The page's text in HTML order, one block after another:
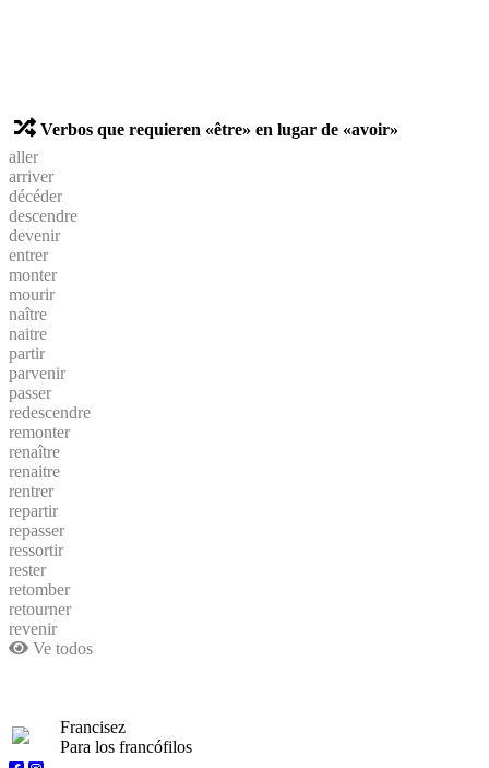
Verbos que requieren «être» en lugar de «avoir»
aller
arriver
décéder
descendre
devenir
entrer
monter
mourir
naître
naitre
partir
parvenir
passer
redescendre
remonter
renaître
renaitre
rentrer
repartir
repasser
ressortir
rester
retomber
retourner
revenir
Ve todos
Francisez
Para los francófilos